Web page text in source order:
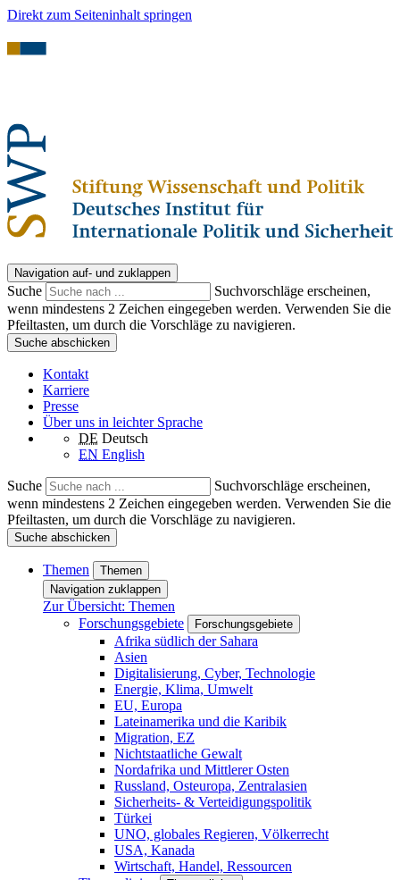
Direkt zum Seiteninhalt springen
Navigation auf- und zuklappen
Suche
Suchvorschläge erscheinen,
wenn mindestens 2 Zeichen eingegeben werden. Verwenden Sie die
Pfeiltasten, um durch die Vorschläge zu navigieren.
Suche abschicken
Kontakt
Karriere
Presse
Über uns in leichter Sprache
DE Deutsch
EN English
Suche
Suchvorschläge erscheinen,
wenn mindestens 2 Zeichen eingegeben werden. Verwenden Sie die
Pfeiltasten, um durch die Vorschläge zu navigieren.
Suche abschicken
Themen
Themen
Navigation zuklappen
Zur Übersicht: Themen
Forschungsgebiete
Forschungsgebiete
Afrika südlich der Sahara
Asien
Digitalisierung, Cyber, Technologie
Energie, Klima, Umwelt
EU, Europa
Lateinamerika und die Karibik
Migration, EZ
Nichtstaatliche Gewalt
Nordafrika und Mittlerer Osten
Russland, Osteuropa, Zentralasien
Sicherheits- & Verteidigungspolitik
Türkei
UNO, globales Regieren, Völkerrecht
USA, Kanada
Wirtschaft, Handel, Ressourcen